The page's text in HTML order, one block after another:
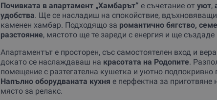
Почивката в апартамент „Хамбарът“ е съчетание от уют,
удобства. Ще се насладиш на спокойствие,
каменен хамбар. Подходящо за романтично бягство,
разстояние, мястото ще те зареди с енергия и ще
Апартаментът е просторен, със самостоятелен вход и
докато се наслаждаваш на красотата на Родопите.
помещение с разтегателна кушетка и уютно
Напълно оборудваната кухня е перфектна за приготвяне
място за релакс.